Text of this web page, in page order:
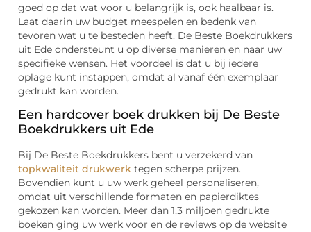
goed op dat wat voor u belangrijk is, ook haalbaar is.
Laat daarin uw budget meespelen en bedenk van
tevoren wat u te besteden heeft. De Beste Boekdrukkers
uit Ede ondersteunt u op diverse manieren en naar uw
specifieke wensen. Het voordeel is dat u bij iedere
oplage kunt instappen, omdat al vanaf één exemplaar
gedrukt kan worden.
Een hardcover boek drukken bij De Beste
Boekdrukkers uit Ede
Bij De Beste Boekdrukkers bent u verzekerd van
topkwaliteit drukwerk tegen scherpe prijzen.
Bovendien kunt u uw werk geheel personaliseren,
omdat uit verschillende formaten en papierdiktes
gekozen kan worden. Meer dan 1,3 miljoen gedrukte
boeken ging uw werk voor en de reviews op de website